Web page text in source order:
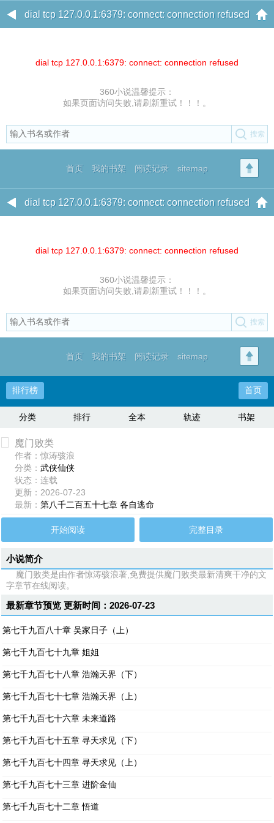
dial tcp 127.0.0.1:6379: connect: connection refused
dial tcp 127.0.0.1:6379: connect: connection refused
360小说温馨提示：
如果页面访问失败,请刷新重试！！！。
首页 我的书架 阅读记录 sitemap
dial tcp 127.0.0.1:6379: connect: connection refused
dial tcp 127.0.0.1:6379: connect: connection refused
360小说温馨提示：
如果页面访问失败,请刷新重试！！！。
首页 我的书架 阅读记录 sitemap
排行榜 首页
分类 排行 全本 轨迹 书架
魔门败类
作者：惊涛骇浪
分类：武侠仙侠
状态：连载
更新：2026-07-23
最新：第八千二百五十七章 各自逃命
开始阅读 完整目录
小说简介
魔门败类是由作者惊涛骇浪著,免费提供魔门败类最新清爽干净的文
字章节在线阅读。
最新章节预览 更新时间：2026-07-23
第七千九百八十章 吴家日子（上）
第七千九百七十九章 姐姐
第七千九百七十八章 浩瀚天界（下）
第七千九百七十七章 浩瀚天界（上）
第七千九百七十六章 未来道路
第七千九百七十五章 寻天求见（下）
第七千九百七十四章 寻天求见（上）
第七千九百七十三章 进阶金仙
第七千九百七十二章 悟道